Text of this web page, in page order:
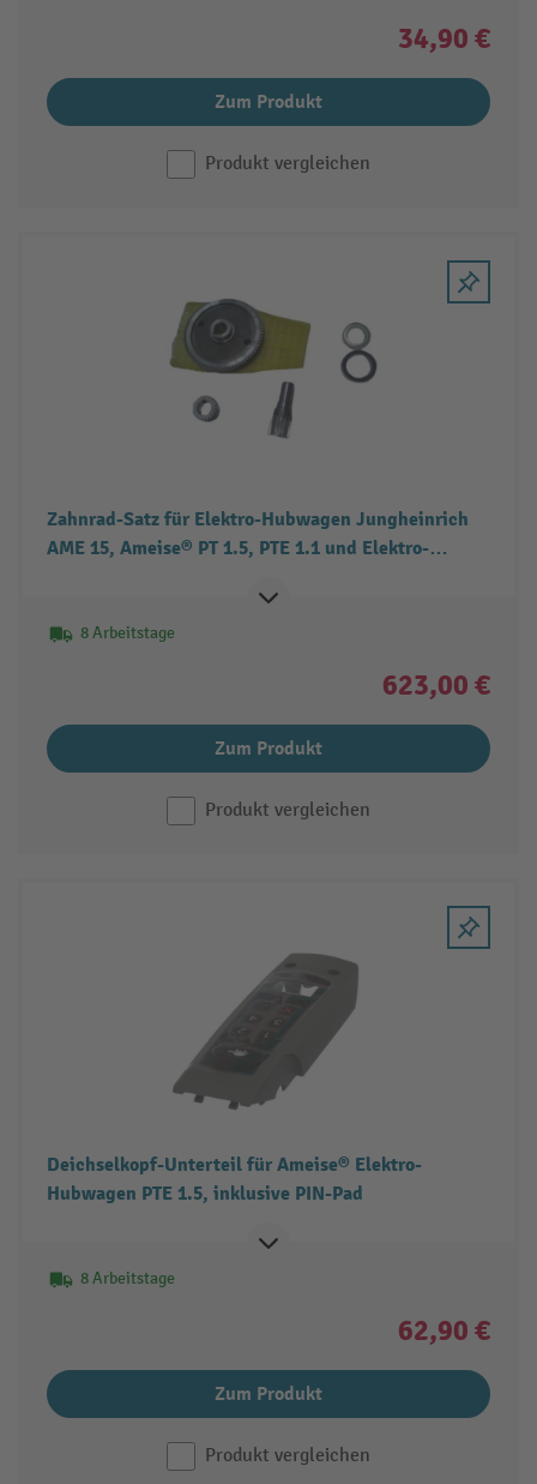
34,90 €
Zum Produkt
Produkt vergleichen
Zahnrad-Satz für Elektro-Hubwagen Jungheinrich
AME 15, Ameise® PT 1.5, PTE 1.1 und Elektro-
8 Arbeitstage
623,00 €
Zum Produkt
Produkt vergleichen
Deichselkopf-Unterteil für Ameise® Elektro-
Hubwagen PTE 1.5, inklusive PIN-Pad
8 Arbeitstage
62,90 €
Zum Produkt
Produkt vergleichen